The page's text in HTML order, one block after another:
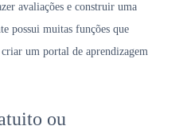
avaliações e construir uma
possui muitas funções que
um portal de aprendizagem
ou